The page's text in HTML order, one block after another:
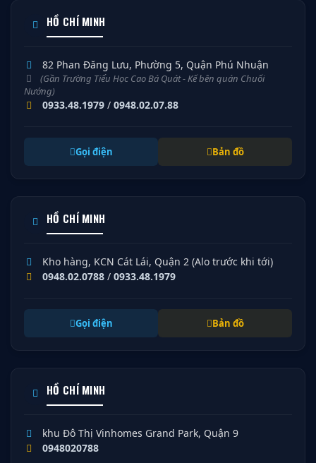
HỒ CHÍ MINH
82 Phan Đăng Lưu, Phường 5, Quận Phú Nhuận
(Gần Trường Tiểu Học Cao Bá Quát - Kế bên quán Chuối
Nướng)
0933.48.1979 / 0948.02.07.88
Gọi điện Bản đồ
HỒ CHÍ MINH
Kho hàng, KCN Cát Lái, Quận 2 (Alo trước khi tới)
0948.02.0788 / 0933.48.1979
Gọi điện Bản đồ
HỒ CHÍ MINH
khu Đô Thị Vinhomes Grand Park, Quận 9
0948020788